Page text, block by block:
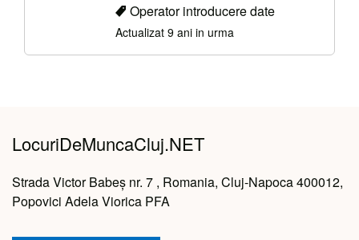
Operator introducere date
Actualizat 9 ani in urma
LocuriDeMuncaCluj.NET
Strada Victor Babeș nr. 7 , Romania, Cluj-Napoca 400012,
Popovici Adela Viorica PFA